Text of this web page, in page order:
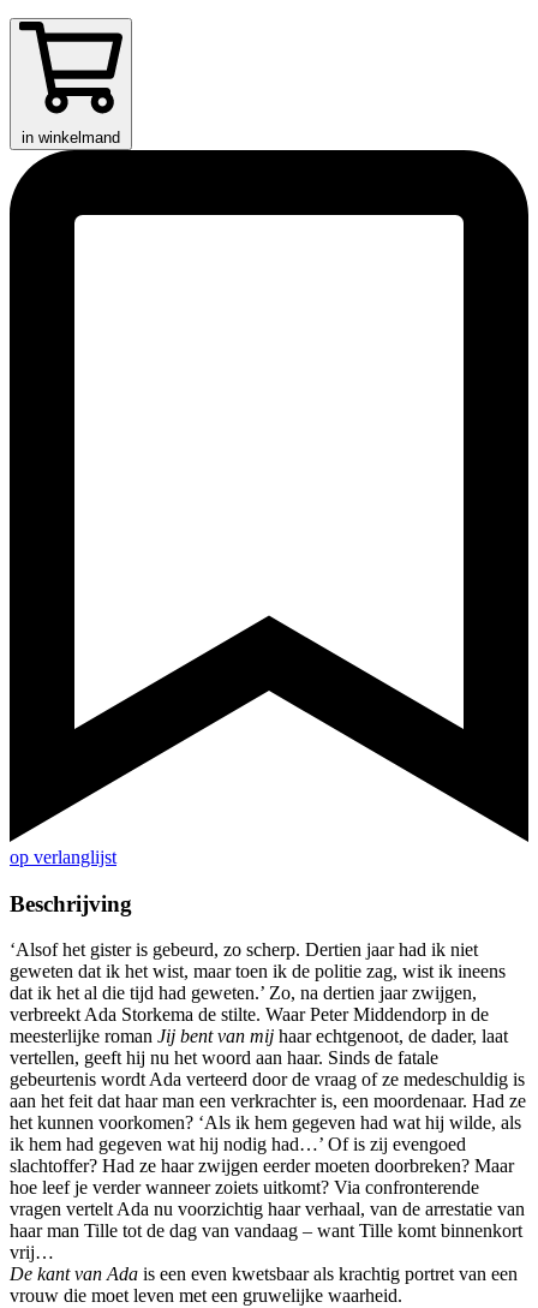
in winkelmand
op verlanglijst
Beschrijving
‘Alsof het gister is gebeurd, zo scherp. Dertien jaar had ik niet
geweten dat ik het wist, maar toen ik de politie zag, wist ik ineens
dat ik het al die tijd had geweten.’ Zo, na dertien jaar zwijgen,
verbreekt Ada Storkema de stilte. Waar Peter Middendorp in de
meesterlijke roman Jij bent van mij haar echtgenoot, de dader, laat
vertellen, geeft hij nu het woord aan haar. Sinds de fatale
gebeurtenis wordt Ada verteerd door de vraag of ze medeschuldig is
aan het feit dat haar man een verkrachter is, een moordenaar. Had ze
het kunnen voorkomen? ‘Als ik hem gegeven had wat hij wilde, als
ik hem had gegeven wat hij nodig had…’ Of is zij evengoed
slachtoffer? Had ze haar zwijgen eerder moeten doorbreken? Maar
hoe leef je verder wanneer zoiets uitkomt? Via confronterende
vragen vertelt Ada nu voorzichtig haar verhaal, van de arrestatie van
haar man Tille tot de dag van vandaag – want Tille komt binnenkort
vrij…
De kant van Ada is een even kwetsbaar als krachtig portret van een
vrouw die moet leven met een gruwelijke waarheid.